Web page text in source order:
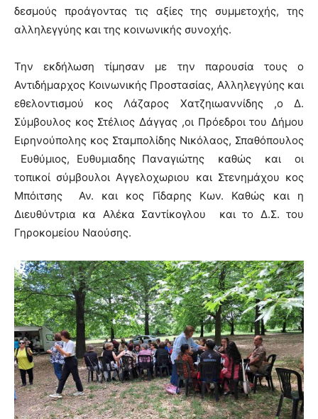
δεσμούς προάγοντας τις αξίες της συμμετοχής, της
αλληλεγγύης και της κοινωνικής συνοχής.
Την εκδήλωση τίμησαν με την παρουσία τους ο
Αντιδήμαρχος Κοινωνικής Προστασίας, Αλληλεγγύης και
εθελοντισμού κος Λάζαρος Χατζηιωαννίδης ,ο Δ.
Σύμβουλος κος Στέλιος Δάγγας ,οι Πρόεδροι του Δήμου
Ειρηνούπολης κος Σταμπολίδης Νικόλαος, Σπαθόπουλος
Ευθύμιος, Ευθυμιαδης Παναγιώτης καθώς και οι
τοπικοί σύμβουλοι Αγγελοχωριου και Στενημάχου κος
Μπόιτσης Αν. και κος Γίδαρης Κων. Καθώς και η
Διευθύντρια κα Αλέκα Σαντίκογλου και το Δ.Σ. του
Γηροκομείου Ναούσης.